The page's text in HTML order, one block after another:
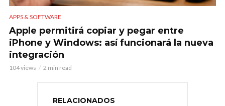
APPS & SOFTWARE
Apple permitirá copiar y pegar entre
iPhone y Windows: así funcionará la nueva
integración
104 views 2 min read
RELACIONADOS